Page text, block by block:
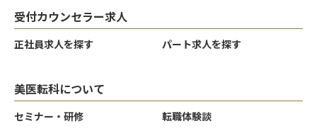
受付カウンセラー求人
正社員求人を探す パート求人を探す
美医転科について
セミナー・研修
転職体験談